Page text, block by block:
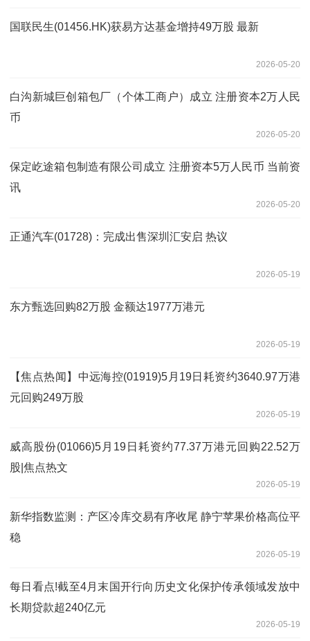
国联民生(01456.HK)获易方达基金增持49万股 最新
2026-05-20
白沟新城巨创箱包厂（个体工商户）成立 注册资本2万人民
币
2026-05-20
保定屹途箱包制造有限公司成立 注册资本5万人民币 当前资
讯
2026-05-20
正通汽车(01728)：完成出售深圳汇安启 热议
2026-05-19
东方甄选回购82万股 金额达1977万港元
2026-05-19
【焦点热闻】中远海控(01919)5月19日耗资约3640.97万港
元回购249万股
2026-05-19
威高股份(01066)5月19日耗资约77.37万港元回购22.52万
股|焦点热文
2026-05-19
新华指数监测：产区冷库交易有序收尾 静宁苹果价格高位平
稳
2026-05-19
每日看点!截至4月末国开行向历史文化保护传承领域发放中
长期贷款超240亿元
2026-05-19